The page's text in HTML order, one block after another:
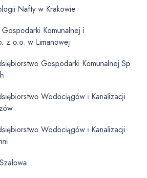
Nafty w Krakowie
Gospodarki Komunalnej i
z o.o. w Limanowej
Gospodarki Komunalnej Sp.
Wodociągów i Kanalizacji
Wodociągów i Kanalizacji